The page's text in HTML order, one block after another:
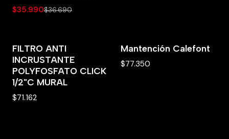
$35.990$36.690
FILTRO ANTI
INCRUSTANTE
POLYFOSFATO CLICK
1/2"C MURAL
$71.162
Mantención Calefont
$77.350